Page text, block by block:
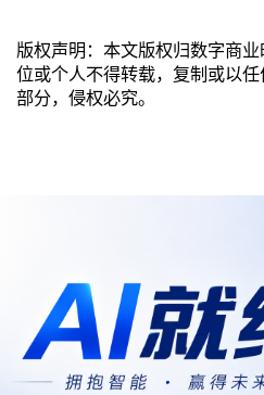
版权声明：本文版权归数字商
位或个人不得转载，复制或以
部分，侵权必究。